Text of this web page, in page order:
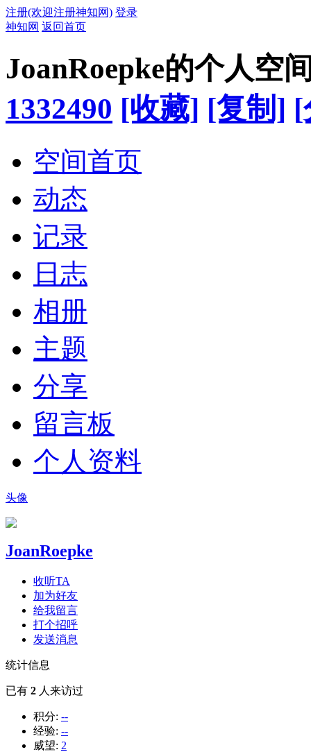
注册(欢迎注册神知网) 登录
神知网 返回首页
JoanRoepke的个人空
1332490 [收藏] [复制] [
空间首页
动态
记录
日志
相册
主题
分享
留言板
个人资料
头像
JoanRoepke
收听TA
加为好友
给我留言
打个招呼
发送消息
统计信息
已有 2 人来访过
积分: --
经验: --
威望: 2